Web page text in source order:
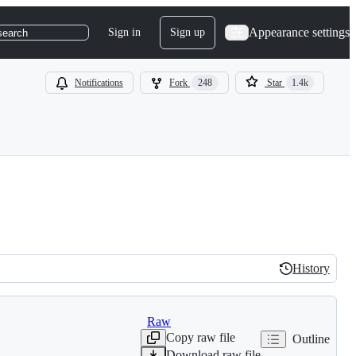
Sign in Sign up Appearance settings
Notifications Fork 248 Star 1.4k
History
History
Raw
Copy raw file
Outline